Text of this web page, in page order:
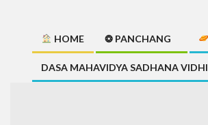
HOME ❂ PANCHANG
DASA MAHAVIDYA SADHANA VIDHI